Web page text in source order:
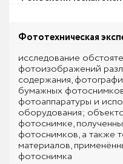
Фототехническая
исследование
фотоизображений
содержания,
бумажных
фотоаппаратуры и
оборудования;
фотоснимке,
фотоснимков, а также
материалов,
фотоснимка